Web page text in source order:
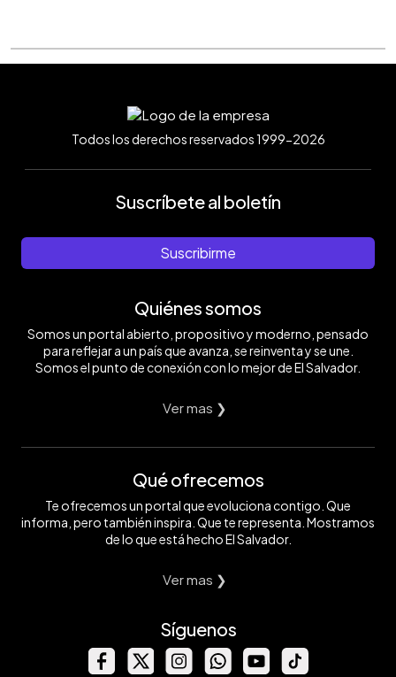
Todos los derechos reservados 1999-2026
Suscríbete al boletín
Suscribirme
Quiénes somos
Somos un portal abierto, propositivo y moderno, pensado
para reflejar a un país que avanza, se reinventa y se une.
Somos el punto de conexión con lo mejor de El Salvador.
Ver mas ❯
Qué ofrecemos
Te ofrecemos un portal que evoluciona contigo. Que
informa, pero también inspira. Que te representa. Mostramos
de lo que está hecho El Salvador.
Ver mas ❯
Síguenos